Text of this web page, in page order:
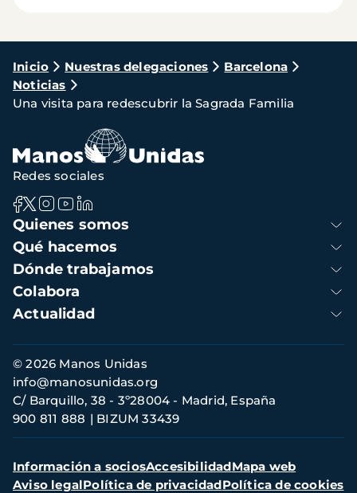
Ruta
de
navegación
Inicio Nuestras delegaciones
Barcelona
Noticias
Una visita para redescubrir la Sagrada Familia
Navegación
principal
Quienes somos
Qué hacemos
Dónde trabajamos
Colabora
Actualidad
Redes sociales
Información
de
contacto
© 2026 Manos Unidas
C/ Barquillo, 38 - 3º28004 - Madrid, España
900 811 888
BIZUM 33439
info@manosunidas.org
Menú
secundario
Información a sociosAccesibilidadMapa web
Aviso legalPolítica de privacidadPolítica de cookies